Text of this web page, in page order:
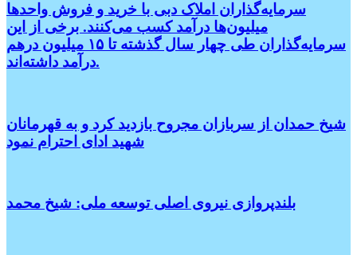
سرمایه‌گذاران املاک دبی با خرید و فروش واحدها
میلیون‌ها درآمد کسب می‌کنند. برخی از این
سرمایه‌گذاران طی چهار سال گذشته تا ۱۵ میلیون درهم
درآمد داشته‌اند.
شیخ حمدان از سربازان مجروح بازدید کرد و به قهرمانان
شهید ادای احترام نمود
بلندپروازی نیروی اصلی توسعه ملی: شیخ محمد